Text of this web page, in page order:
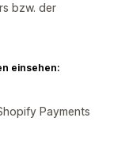
bzw. der
einsehen:
Payments